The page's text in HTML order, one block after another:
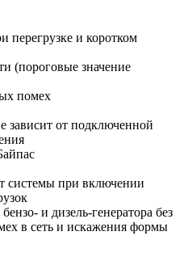
перегрузке и коротком
(пороговые значение
помех
зависит от подключенной
системы при включении
и дизель-генератора без
в сеть и искажения формы